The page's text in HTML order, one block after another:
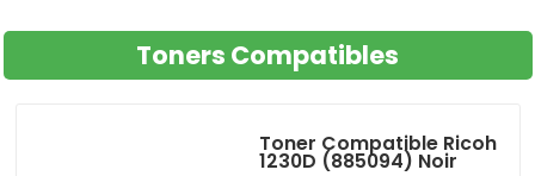
Toners Compatibles
Toner Compatible Ricoh
1230D (885094) Noir